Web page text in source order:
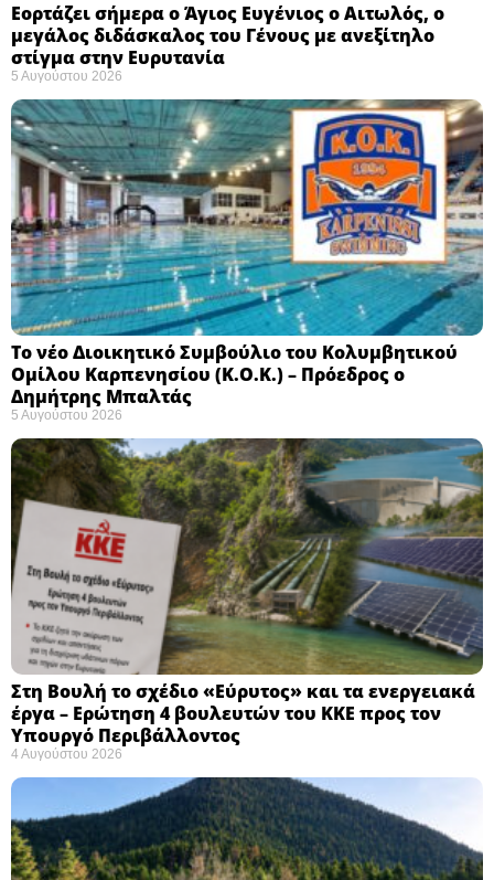
Εορτάζει σήμερα ο Άγιος Ευγένιος ο Αιτωλός, ο
μεγάλος διδάσκαλος του Γένους με ανεξίτηλο
στίγμα στην Ευρυτανία
5 Αυγούστου 2026
Το νέο Διοικητικό Συμβούλιο του Κολυμβητικού
Ομίλου Καρπενησίου (Κ.Ο.Κ.) – Πρόεδρος ο
Δημήτρης Μπαλτάς
5 Αυγούστου 2026
Στη Βουλή το σχέδιο «Εύρυτος» και τα ενεργειακά
έργα – Ερώτηση 4 βουλευτών του ΚΚΕ προς τον
Υπουργό Περιβάλλοντος
4 Αυγούστου 2026